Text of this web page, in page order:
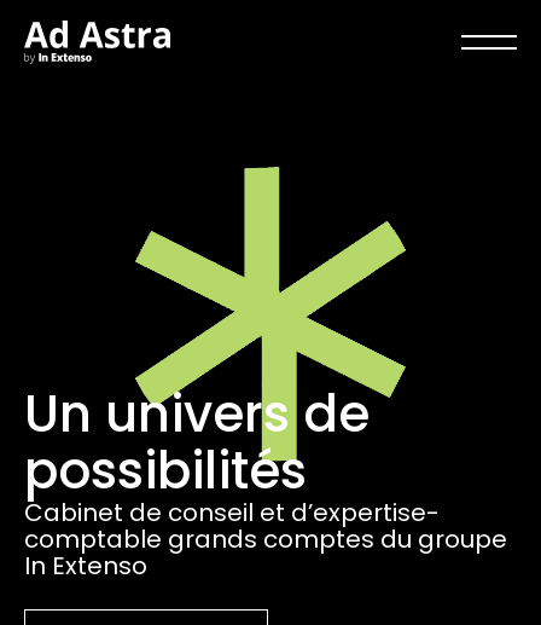
Un univers de
possibilités
Cabinet de conseil et d’expertise-
comptable grands comptes du groupe
In Extenso